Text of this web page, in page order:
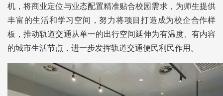
机，将商业定位与业态配置精准贴合校园需求，为师生提供
丰富的生活和学习空间，努力将项目打造成为校企合作样
板，推动轨道交通从单一的出行空间延伸为有温度、有内容
的城市生活节点，进一步发挥轨道交通便民利民作用。